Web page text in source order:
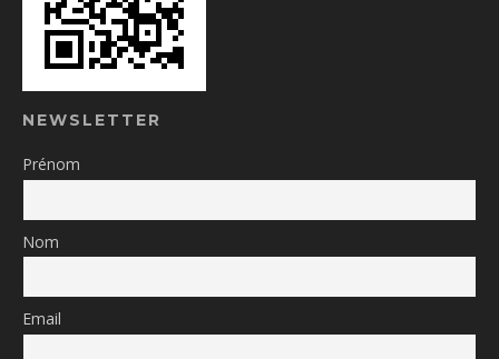
NEWSLETTER
Prénom
Nom
Email